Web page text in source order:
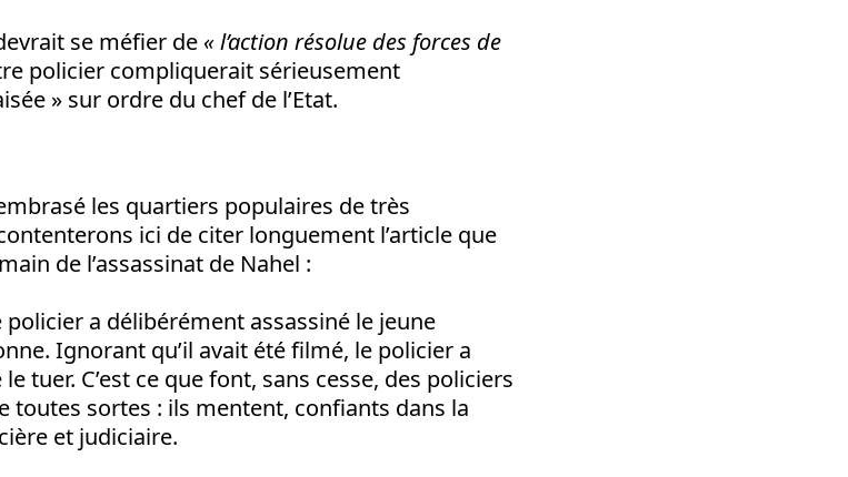
se méfier de « l’action résolue des forces de
policier compliquerait sérieusement
» sur ordre du chef de l’Etat.
les quartiers populaires de très
ici de citer longuement l’article que
de l’assassinat de Nahel :
a délibérément assassiné le jeune
Ignorant qu’il avait été filmé, le policier a
tuer. C’est ce que font, sans cesse, des policiers
toutes sortes : ils mentent, confiants dans la
et judiciaire.